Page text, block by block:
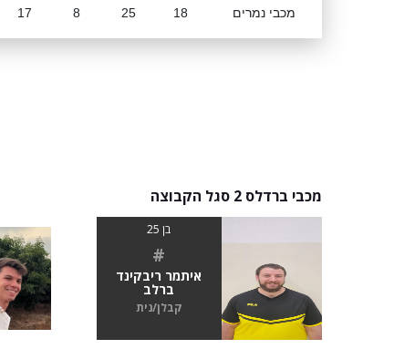
מכבי נמרים 18
25
8
17
מכבי ברדלס 2 סגל הקבוצה
בן 25
#
איתמר ריבקינד
ברלב
קבלן/נית